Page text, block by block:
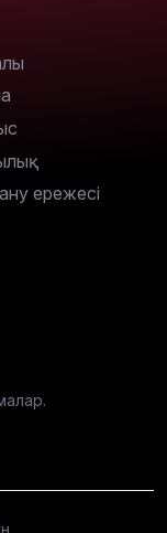
ережесі